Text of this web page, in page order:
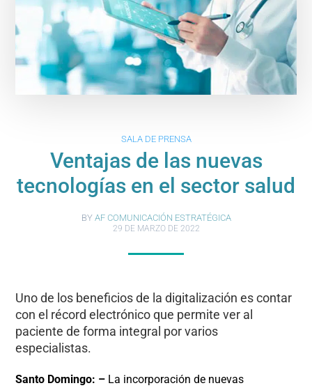
SALA DE PRENSA
Ventajas de las nuevas
tecnologías en el sector salud
BY AF COMUNICACIÓN ESTRATÉGICA
29 DE MARZO DE 2022
Uno de los beneficios de la digitalización es contar
con el récord electrónico que permite ver al
paciente de forma integral por varios
especialistas.
Santo Domingo: – La incorporación de nuevas